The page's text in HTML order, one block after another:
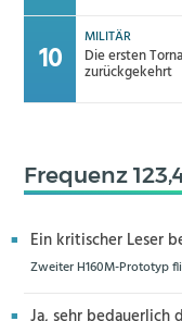
MILITÄR
Die ersten
zurückgekehrt
Frequenz
Ein kritischer Leser
Zweiter H160M-Prototyp